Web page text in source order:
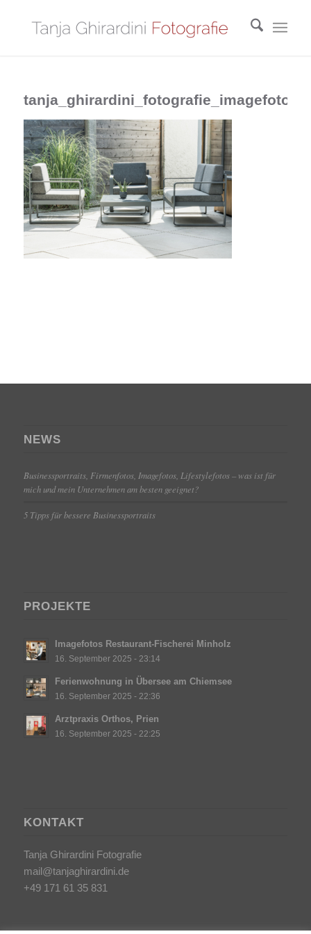
NEWS
Businessportraits, Firmenfotos, Imagefotos, Lifestylefotos – was ist für
mich und mein Unternehmen am besten geeignet?
5 Tipps für bessere Businessportraits
PROJEKTE
Imagefotos Restaurant-Fischerei Minholz
16. September 2025 - 23:14
Ferienwohnung in Übersee am Chiemsee
16. September 2025 - 22:36
Arztpraxis Orthos, Prien
16. September 2025 - 22:25
KONTAKT
Tanja Ghirardini Fotografie
mail@tanjaghirardini.de
+49 171 61 35 831